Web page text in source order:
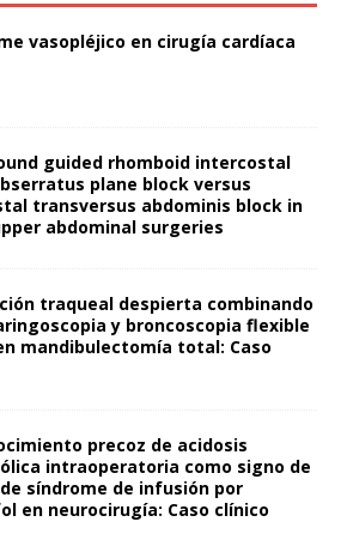
vasopléjico en cirugía cardíaca
guided rhomboid intercostal
plane block versus
transversus abdominis block in
abdominal surgeries
traqueal despierta combinando
y broncoscopia flexible
mandibulectomía total: Caso
precoz de acidosis
intraoperatoria como signo de
síndrome de infusión por
en neurocirugía: Caso clínico